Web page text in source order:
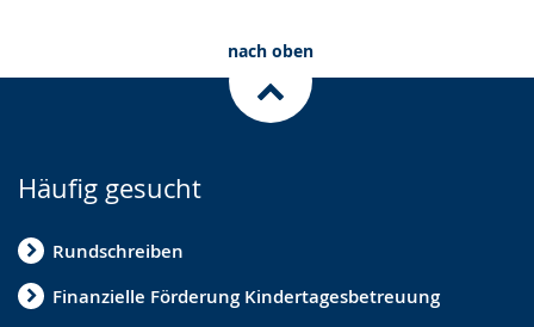
Kindertagespflege
Hilfeplanung
Partizipation
Adoption
nach oben
Häufig gesucht
Rundschreiben
Finanzielle Förderung Kindertagesbetreuung